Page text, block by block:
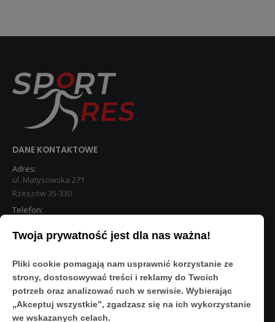
DANE KONTAKTOWE
Adres:
ul. Matysowska 271
Rzeszów 35-330
Telefon:
STREFA KLIENTA
Moje konto
O Nas
Polityka prywatności
Regulamin
Twoja prywatność jest dla nas ważna!
Pliki cookie pomagają nam usprawnić korzystanie ze
strony, dostosowywać treści i reklamy do Twoich
potrzeb oraz analizować ruch w serwisie. Wybierając
„Akceptuj wszystkie”, zgadzasz się na ich wykorzystanie
we wskazanych celach.